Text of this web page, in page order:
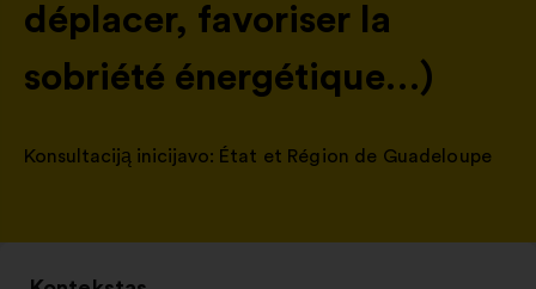
déplacer, favoriser la
sobriété énergétique…)
Konsultaciją inicijavo: État et Région de Guadeloupe